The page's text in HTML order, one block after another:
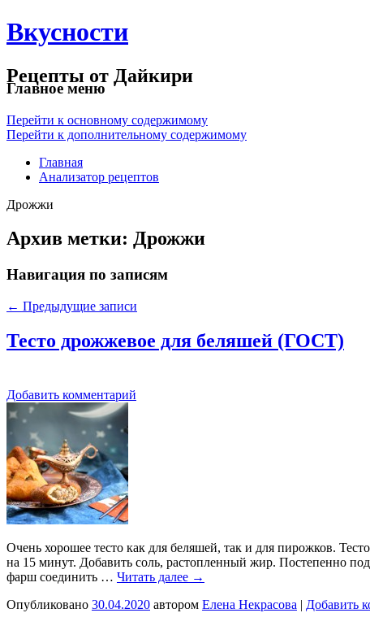
Вкусности
Рецепты от Дайкири
Главное меню
Перейти к основному содержимому
Перейти к дополнительному содержимому
Главная
Анализатор рецептов
Дрожжи
Архив метки: Дрожжи
Навигация по записям
← Предыдущие записи
Тесто дрожжевое для беляшей (ГОСТ)
Добавить комментарий
Очень хорошее тесто как для беляшей, так и для пирожков.
на 15 минут. Добавить соль, растопленный жир. Постепенно
фарш соединить … Читать далее →
Опубликовано 30.04.2020 автором Елена Некрасова | Добавить